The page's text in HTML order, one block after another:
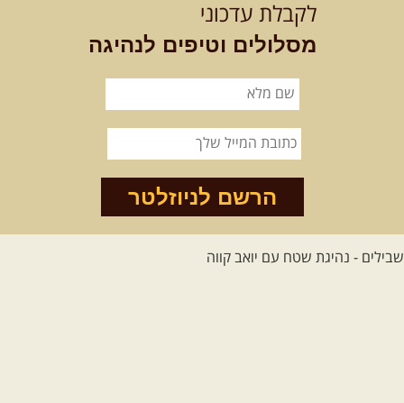
לקבלת עדכוני
מסלולים וטיפים לנהיגה
הרשם לניוזלטר